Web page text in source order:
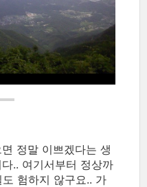
정말 이쁘겠다는 생
.. 여기서부터 정상까
험하지 않구요.. 가